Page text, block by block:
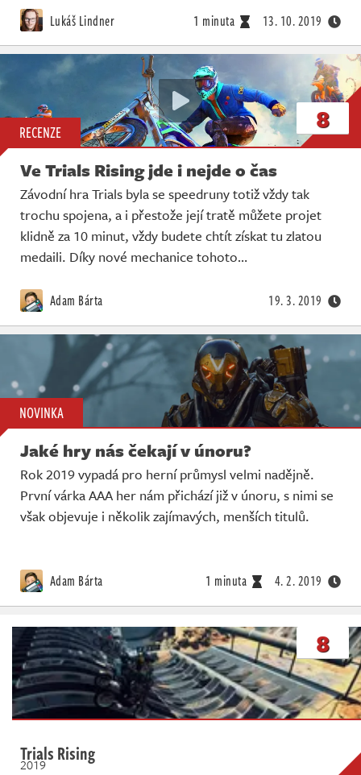
Lukáš Lindner 1 minuta 13. 10. 2019
RECENZE 8
Ve Trials Rising jde i nejde o čas
Závodní hra Trials byla se speedruny totiž vždy tak
trochu spojena, a i přestože její tratě můžete projet
klidně za 10 minut, vždy budete chtít získat tu zlatou
medaili. Díky nové mechanice tohoto…
Adam Bárta 19. 3. 2019
NOVINKA
Jaké hry nás čekají v únoru?
Rok 2019 vypadá pro herní průmysl velmi nadějně.
První várka AAA her nám přichází již v únoru, s nimi se
však objevuje i několik zajímavých, menších titulů.
Adam Bárta 1 minuta 4. 2. 2019
8
Trials Rising
2019